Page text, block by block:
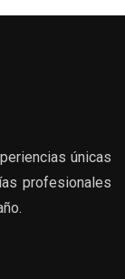
únicas
profesionales